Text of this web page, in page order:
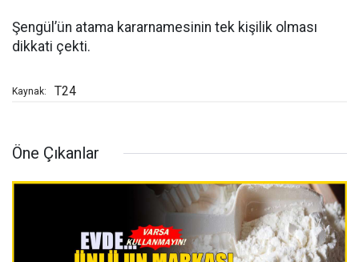
Şengül’ün atama kararnamesinin tek kişilik olması
dikkati çekti.
Kaynak: T24
Öne Çıkanlar